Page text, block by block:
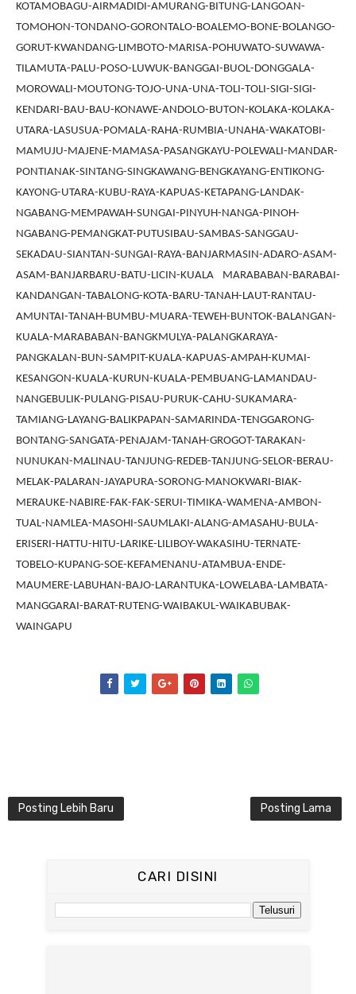
KOTAMOBAGU-AIRMADIDI-AMURANG-BITUNG-LANGOAN-
TOMOHON-TONDANO-GORONTALO-BOALEMO-BONE-BOLANGO-
GORUT-KWANDANG-LIMBOTO-MARISA-POHUWATO-SUWAWA-
TILAMUTA-PALU-POSO-LUWUK-BANGGAI-BUOL-DONGGALA-
MOROWALI-MOUTONG-TOJO-UNA-UNA-TOLI-TOLI-SIGI-SIGI-
KENDARI-BAU-BAU-KONAWE-ANDOLO-BUTON-KOLAKA-KOLAKA-
UTARA-LASUSUA-POMALA-RAHA-RUMBIA-UNAHA-WAKATOBI-
MAMUJU-MAJENE-MAMASA-PASANGKAYU-POLEWALI-MANDAR-
PONTIANAK-SINTANG-SINGKAWANG-BENGKAYANG-ENTIKONG-
KAYONG-UTARA-KUBU-RAYA-KAPUAS-KETAPANG-LANDAK-
NGABANG-MEMPAWAH-SUNGAI-PINYUH-NANGA-PINOH-
NGABANG-PEMANGKAT-PUTUSIBAU-SAMBAS-SANGGAU-
SEKADAU-SIANTAN-SUNGAI-RAYA-BANJARMASIN-ADARO-ASAM-
ASAM-BANJARBARU-BATU-LICIN-KUALA MARABABAN-BARABAI-
KANDANGAN-TABALONG-KOTA-BARU-TANAH-LAUT-RANTAU-
AMUNTAI-TANAH-BUMBU-MUARA-TEWEH-BUNTOK-BALANGAN-
KUALA-MARABABAN-BANGKMULYA-PALANGKARAYA-
PANGKALAN-BUN-SAMPIT-KUALA-KAPUAS-AMPAH-KUMAI-
KESANGON-KUALA-KURUN-KUALA-PEMBUANG-LAMANDAU-
NANGEBULIK-PULANG-PISAU-PURUK-CAHU-SUKAMARA-
TAMIANG-LAYANG-BALIKPAPAN-SAMARINDA-TENGGARONG-
BONTANG-SANGATA-PENAJAM-TANAH-GROGOT-TARAKAN-
NUNUKAN-MALINAU-TANJUNG-REDEB-TANJUNG-SELOR-BERAU-
MELAK-PALARAN-JAYAPURA-SORONG-MANOKWARI-BIAK-
MERAUKE-NABIRE-FAK-FAK-SERUI-TIMIKA-WAMENA-AMBON-
TUAL-NAMLEA-MASOHI-SAUMLAKI-ALANG-AMASAHU-BULA-
ERISERI-HATTU-HITU-LARIKE-LILIBOY-WAKASIHU-TERNATE-
TOBELO-KUPANG-SOE-KEFAMENANU-ATAMBUA-ENDE-
MAUMERE-LABUHAN-BAJO-LARANTUKA-LOWELABA-LAMBATA-
MANGGARAI-BARAT-RUTENG-WAIBAKUL-WAIKABUBAK-
WAINGAPU
Posting Lebih Baru Posting Lama
CARI DISINI